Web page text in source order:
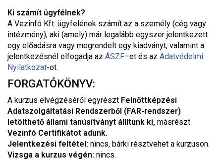
Ki számít ügyfélnek?
A Vezinfó Kft. ügyfelének számít az a személy (cég vagy
intézmény), aki (amely) már legalább egyszer jelentkezett
egy előadásra vagy megrendelt egy kiadványt, valamint a
jelentkezésnél elfogadja az ÁSZF–et és az Adatvédelmi
Nyilatkozat-ot.
FORGATÓKÖNYV:
A kurzus elvégzéséről egyrészt Felnőttképzési
Adatszolgáltatási Rendszerből (FAR-rendszer)
letölthető állami tanúsítványt állítunk ki, másrészt
Vezinfó Certifikátot adunk.
Jelentkezési feltétel: nincs, bárki résztvehet a kurzuson.
Vizsga a kurzus végén: nincs.